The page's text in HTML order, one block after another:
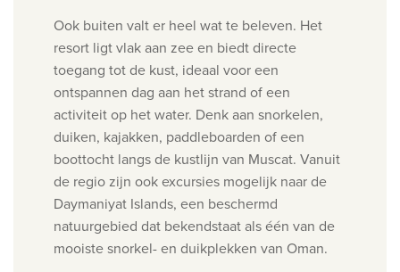
Ook buiten valt er heel wat te beleven. Het
resort ligt vlak aan zee en biedt directe
toegang tot de kust, ideaal voor een
ontspannen dag aan het strand of een
activiteit op het water. Denk aan snorkelen,
duiken, kajakken, paddleboarden of een
boottocht langs de kustlijn van Muscat. Vanuit
de regio zijn ook excursies mogelijk naar de
Daymaniyat Islands, een beschermd
natuurgebied dat bekendstaat als één van de
mooiste snorkel- en duikplekken van Oman.